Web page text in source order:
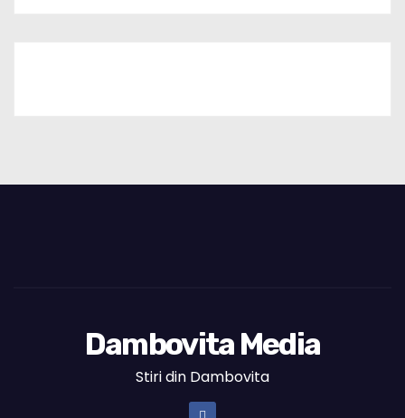
Dambovita Media
Stiri din Dambovita